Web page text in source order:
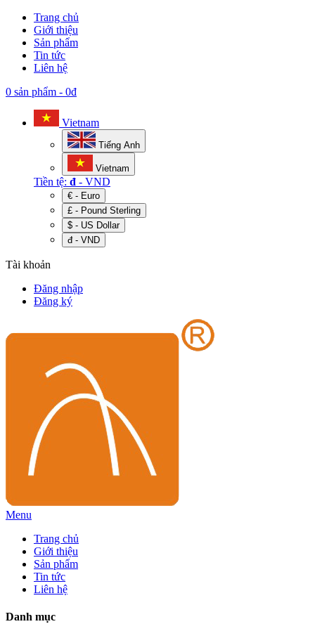
Trang chủ
Giới thiệu
Sản phẩm
Tin tức
Liên hệ
0 sản phẩm - 0đ
Vietnam
Tiếng Anh
Vietnam
Tiền tệ: đ - VND
€ - Euro
£ - Pound Sterling
$ - US Dollar
đ - VND
Tài khoản
Đăng nhập
Đăng ký
Menu
Trang chủ
Giới thiệu
Sản phẩm
Tin tức
Liên hệ
Danh mục